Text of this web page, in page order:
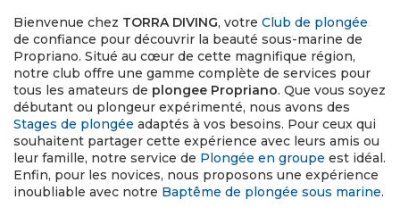
Bienvenue chez TORRA DIVING, votre Club de plongée
de confiance pour découvrir la beauté sous-marine de
Propriano. Situé au cœur de cette magnifique région,
notre club offre une gamme complète de services pour
tous les amateurs de plongee Propriano. Que vous soyez
débutant ou plongeur expérimenté, nous avons des
Stages de plongée adaptés à vos besoins. Pour ceux qui
souhaitent partager cette expérience avec leurs amis ou
leur famille, notre service de Plongée en groupe est idéal.
Enfin, pour les novices, nous proposons une expérience
inoubliable avec notre Baptême de plongée sous marine.